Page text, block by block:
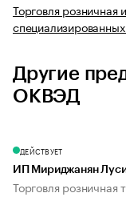
Торговля розничная
Другие
ОКВЭД
ДЕЙСТВУЕТ
ИП Мириджанян
Торговля розничная